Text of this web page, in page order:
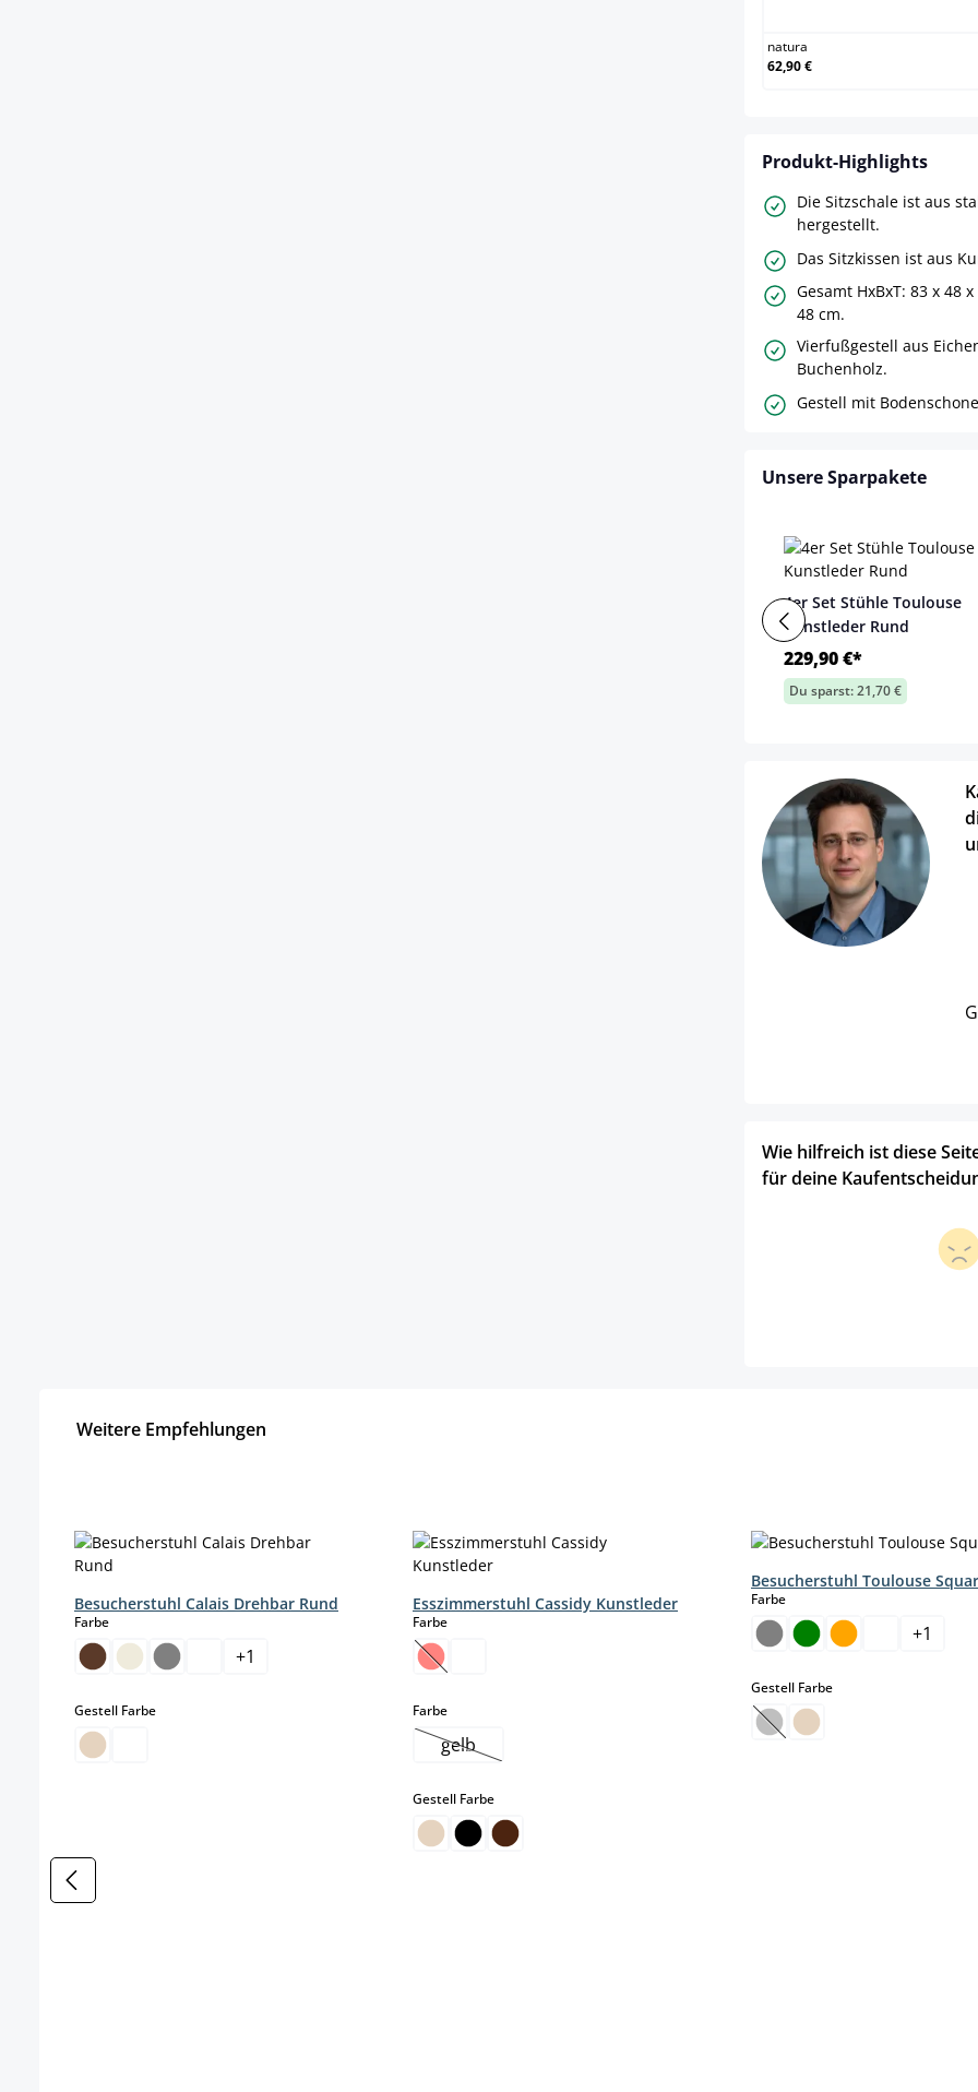
natura
62,90 €
Produkt-Highlights
Die Sitzschale ist aus
hergestellt.
Das Sitzkissen ist aus
Gesamt HxBxT: 83 x 48
48 cm.
Vierfußgestell aus
Buchenholz.
Gestell mit
Unsere Sparpakete
4er Set Stühle Toulouse
Kunstleder Rund
229,90 €*
Du sparst: 21,70 €
Wie hilfreich ist diese
für deine
Weitere Empfehlungen
Besucherstuhl Calais Drehbar Rund
Farbeauswählen
+1
Gestell Farbeauswählen
Esszimmerstuhl Cassidy Kunstleder
Farbeauswählen
(Diese Option ist zurzeit nicht verfügbar.)
Farbeauswählen
gelb(Diese Option ist zurzeit nicht verfügbar.)
Gestell Farbeauswählen
Besucherstuhl Toulouse
Farbeauswählen
+1
Gestell Farbeauswählen
(Diese Option ist zurzeit